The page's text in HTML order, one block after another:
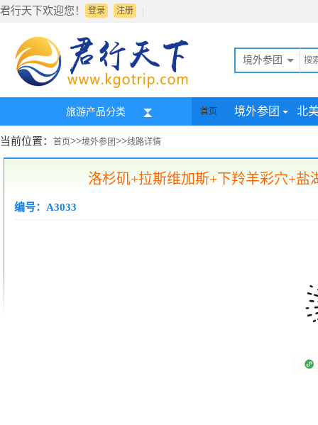
君行天下欢迎您！ 登录 |
注册
境外参团
旅游产品分类 首页 境外参团 北
当前位置： 首页>>境外参团>>线路详情
洛杉矶+拉斯维加斯+下羚羊彩穴+
编号：A3033